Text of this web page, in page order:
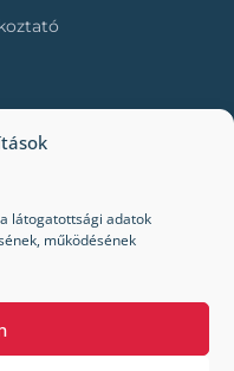
látogatottsági adatok
működésének